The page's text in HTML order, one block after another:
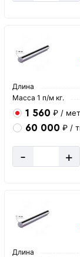
Длина
Масса 1 п/м кг.
1 560 ₽ /
60 000 ₽ /
- +
Длина